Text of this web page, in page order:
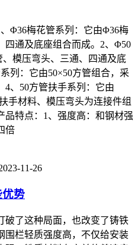
Φ36梅花管系列：它由Φ36梅
四通及底座组合而成。2、Φ50
模压弯头、三通、四通及底
列：它由50×50方管组合，采
4、50方管扶手系列：它由
手材料、模压弯头为连接件组
品特点：1、强度高：和钢材强
倍
11-26
势
破了这种局面，也改变了铸铁
围栏轻质强度高，不仅给安装